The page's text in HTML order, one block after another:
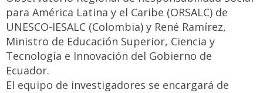
para América Latina y el Caribe (ORSALC) de
UNESCO-IESALC (Colombia) y René Ramírez,
Ministro de Educación Superior, Ciencia y
Tecnología e Innovación del Gobierno de
Ecuador.
El equipo de investigadores se encargará de